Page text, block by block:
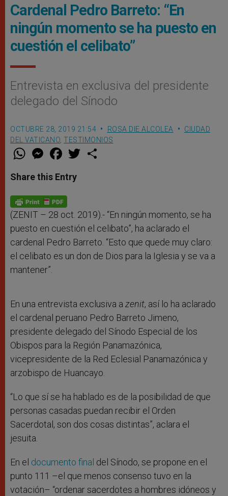
Cardenal Pedro Barreto: “En
ningún momento se ha puesto en
cuestión el celibato”
Entrevista en exclusiva del presidente
delegado del Sínodo
OCTUBRE 28, 2019 21:54 ROSA DIE ALCOLEA
CIUDAD
DEL VATICANO TESTIMONIOS
W
t
s
p
p
M
e
s
e
g
e
F
a
e
b
o
k
w
Share this Entry
(ZENIT – 28 oct. 2019).- “En ningún momento, se ha
puesto en cuestión el celibato”, ha aclarado el
cardenal Pedro Barreto. “Esto que quede muy claro:
el celibato es un don de Dios para la Iglesia y se va a
mantener”.
En una entrevista exclusiva a zenit, así lo ha aclarado
el cardenal peruano Pedro Barreto Jimeno,
presidente delegado del Sínodo Especial de los
Obispos para la Región Panamazónica,
vicepresidente de la Red Eclesial Panamazónica y
arzobispo de Huancayo.
“Lo que sí se ha hablado es de la posibilidad de que
personas casadas puedan recibir el Orden
Sacerdotal, son dos cosas distintas”, aclara el
jesuita.
En el documento final del Sínodo, se propone en el
punto 111 –el que menos consenso tuvo en la
votación– “ordenar sacerdotes a hombres idóneos y